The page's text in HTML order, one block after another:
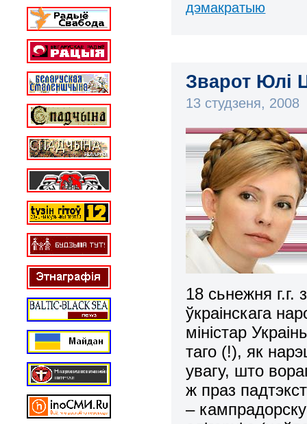
дэмакратыю
Зварот Юлі
13 студзеня, 2008
18 сьнежня г.г.
ўкраінскага
міністар
таго (!), як
увагу, што
ж праз
–